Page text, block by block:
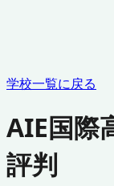
学校一覧に戻る
AIE国際
評判